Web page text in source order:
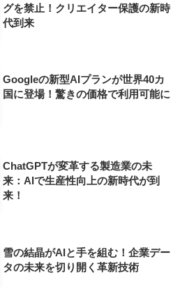
グを禁止！クリエイター保護の新時
代到来
Googleの新型AIプランが世界40カ
国に登場！驚きの価格で利用可能に
ChatGPTが変革する製造業の未
来：AIで生産性向上の新時代が到
来！
雪の結晶がAIと手を組む！企業デー
タの未来を切り開く革新技術